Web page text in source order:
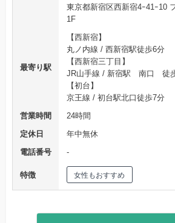
東京都新宿区西新宿4ｰ41ｰ10
1F
最寄り駅
【西新宿】
丸ノ内線 / 西新宿駅徒歩6分
【西新宿三丁目】
JR山手線 / 新宿駅 南口 徒
【初台】
京王線 / 初台駅北口徒歩7分
営業時間
24時間
定休日
年中無休
電話番号
‐
特徴 女性もおすすめ